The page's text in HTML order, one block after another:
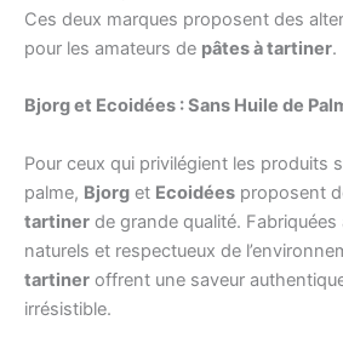
Ces deux marques proposent des
pour les amateurs de pâtes à tartiner.
Bjorg et Ecoidées : Sans Huile de
Pour ceux qui privilégient les produits
palme, Bjorg et Ecoidées proposent
tartiner de grande qualité.
naturels et respectueux de
tartiner offrent une saveur
irrésistible.